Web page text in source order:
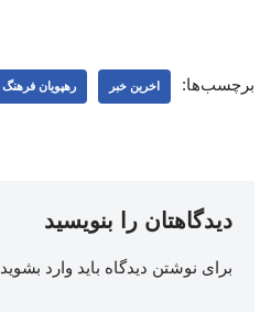
برچسب‌ها: اخرین خبر رهپویان فرهنگ
دیدگاهتان را بنویسید
برای نوشتن دیدگاه باید وارد بشوید